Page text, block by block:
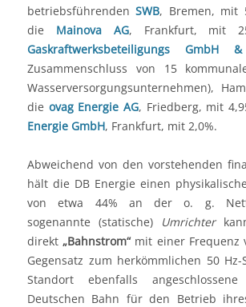
betriebsführendenSWB, Bremen, mit
die Mainova AG, Frankfurt, mit
Gaskraftwerksbeteiligungs GmbH
Zusammenschluss von 15
Wasserversorgungsunternehmen),
die ovag Energie AG, Friedberg, mit
Energie GmbH, Frankfurt, mit 2,0%.
Abweichend von den vorstehenden
hält die DB Energie einen
von etwa 44% an der o. g.
sogenannte (statische)
Umrichter
direkt„Bahnstrom“mit einer Frequenz
Gegensatz zum herkömmlichen 50
Standort ebenfalls
Deutschen Bahn für den Betrieb